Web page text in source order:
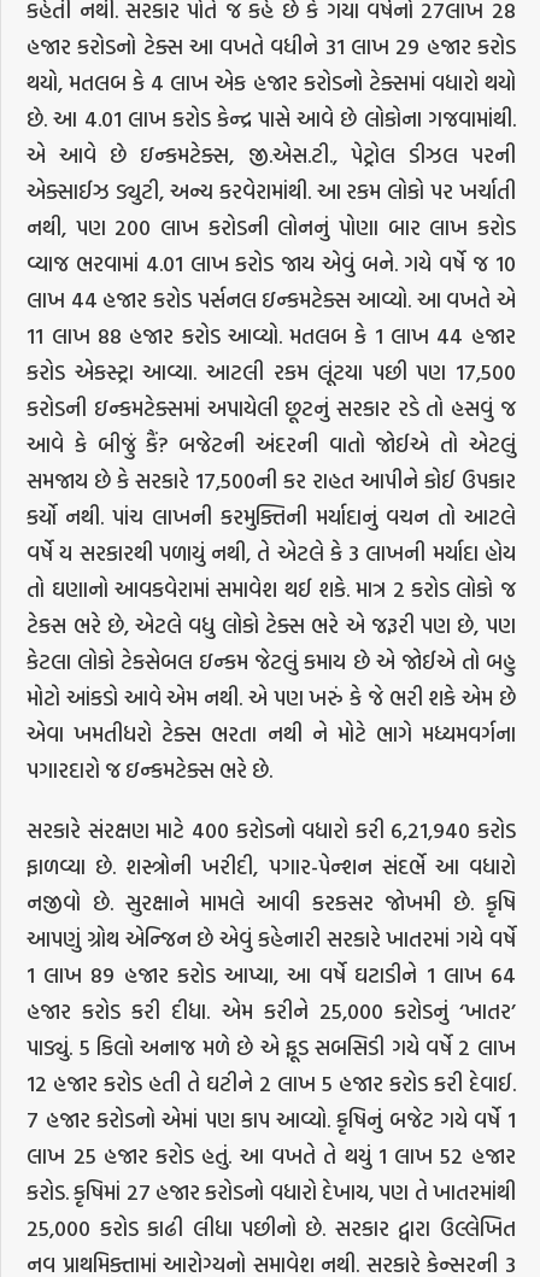
કહેતી નથી. સરકાર પોતે જ કહે છે કે ગયા વર્ષનો 27લાખ 28
હજાર કરોડનો ટેક્સ આ વખતે વધીને 31 લાખ 29 હજાર કરોડ
થયો, મતલબ કે 4 લાખ એક હજાર કરોડનો ટેક્સમાં વધારો થયો
છે. આ 4.01 લાખ કરોડ કેન્દ્ર પાસે આવે છે લોકોના ગજવામાંથી.
એ આવે છે ઇન્કમટેક્સ, જી.એસ.ટી., પેટ્રોલ ડીઝલ પરની
એક્સાઈઝ ડ્યુટી, અન્ય કરવેરામાંથી. આ રકમ લોકો પર ખર્ચાતી
નથી, પણ 200 લાખ કરોડની લોનનું પોણા બાર લાખ કરોડ
વ્યાજ ભરવામાં 4.01 લાખ કરોડ જાય એવું બને. ગયે વર્ષે જ 10
લાખ 44 હજાર કરોડ પર્સનલ ઇન્કમટેક્સ આવ્યો. આ વખતે એ
11 લાખ 88 હજાર કરોડ આવ્યો. મતલબ કે 1 લાખ 44 હજાર
કરોડ એકસ્ટ્રા આવ્યા. આટલી રકમ લૂંટયા પછી પણ 17,500
કરોડની ઇન્કમટેક્સમાં અપાયેલી છૂટનું સરકાર રડે તો હસવું જ
આવે કે બીજું કૈં? બજેટની અંદરની વાતો જોઈએ તો એટલું
સમજાય છે કે સરકારે 17,500ની કર રાહત આપીને કોઈ ઉપકાર
કર્યો નથી. પાંચ લાખની કરમુક્તિની મર્યાદાનું વચન તો આટલે
વર્ષે ય સરકારથી પળાયું નથી, તે એટલે કે 3 લાખની મર્યાદા હોય
તો ઘણાનો આવકવેરામાં સમાવેશ થઈ શકે. માત્ર 2 કરોડ લોકો જ
ટેકસ ભરે છે, એટલે વધુ લોકો ટેક્સ ભરે એ જરૂરી પણ છે, પણ
કેટલા લોકો ટેકસેબલ ઇન્કમ જેટલું કમાય છે એ જોઈએ તો બહુ
મોટો આંકડો આવે એમ નથી. એ પણ ખરું કે જે ભરી શકે એમ છે
એવા ખમતીધરો ટેક્સ ભરતા નથી ને મોટે ભાગે મધ્યમવર્ગના
પગારદારો જ ઇન્કમટેક્સ ભરે છે.
સરકારે સંરક્ષણ માટે 400 કરોડનો વધારો કરી 6,21,940 કરોડ
ફાળવ્યા છે. શસ્ત્રોની ખરીદી, પગાર-પેન્શન સંદર્ભે આ વધારો
નજીવો છે. સુરક્ષાને મામલે આવી કરકસર જોખમી છે. કૃષિ
આપણું ગ્રોથ એન્જિન છે એવું કહેનારી સરકારે ખાતરમાં ગયે વર્ષે
1 લાખ 89 હજાર કરોડ આપ્યા, આ વર્ષે ઘટાડીને 1 લાખ 64
હજાર કરોડ કરી દીધા. એમ કરીને 25,000 કરોડનું ‘ખાતર’
પાડ્યું. 5 કિલો અનાજ મળે છે એ ફૂડ સબસિડી ગયે વર્ષે 2 લાખ
12 હજાર કરોડ હતી તે ઘટીને 2 લાખ 5 હજાર કરોડ કરી દેવાઈ.
7 હજાર કરોડનો એમાં પણ કાપ આવ્યો. કૃષિનું બજેટ ગયે વર્ષે 1
લાખ 25 હજાર કરોડ હતું. આ વખતે તે થયું 1 લાખ 52 હજાર
કરોડ. કૃષિમાં 27 હજાર કરોડનો વધારો દેખાય, પણ તે ખાતરમાંથી
25,000 કરોડ કાઢી લીધા પછીનો છે. સરકાર દ્વારા ઉલ્લેખિત
નવ પ્રાથમિક્તામાં આરોગ્યનો સમાવેશ નથી. સરકારે કેન્સરની 3